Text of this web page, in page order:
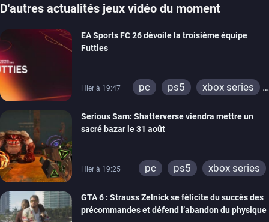
D'autres actualités jeux vidéo du moment
EA Sports FC 26 dévoile la troisième équipe
Futties
Hier à 19:47 pc ps5
xbox series
xbox one
switch 2
Serious Sam: Shatterverse viendra mettre un
sacré bazar le 31 août
Hier à 19:25 pc ps5 xbox series
GTA 6 : Strauss Zelnick se félicite du succès des
précommandes et défend l’abandon du physique